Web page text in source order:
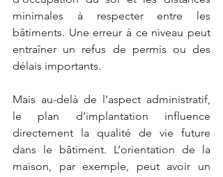
minimales à respecter entre les
bâtiments. Une erreur à ce niveau peut
entraîner un refus de permis ou des
délais importants.
Mais au-delà de l’aspect administratif,
le plan d’implantation influence
directement la qualité de vie future
dans le bâtiment. L’orientation de la
maison, par exemple, peut avoir un